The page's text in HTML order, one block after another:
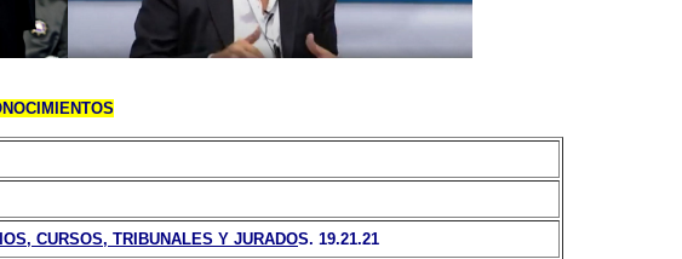
CURSOS, TRIBUNALES Y JURADOS. 19.21.21